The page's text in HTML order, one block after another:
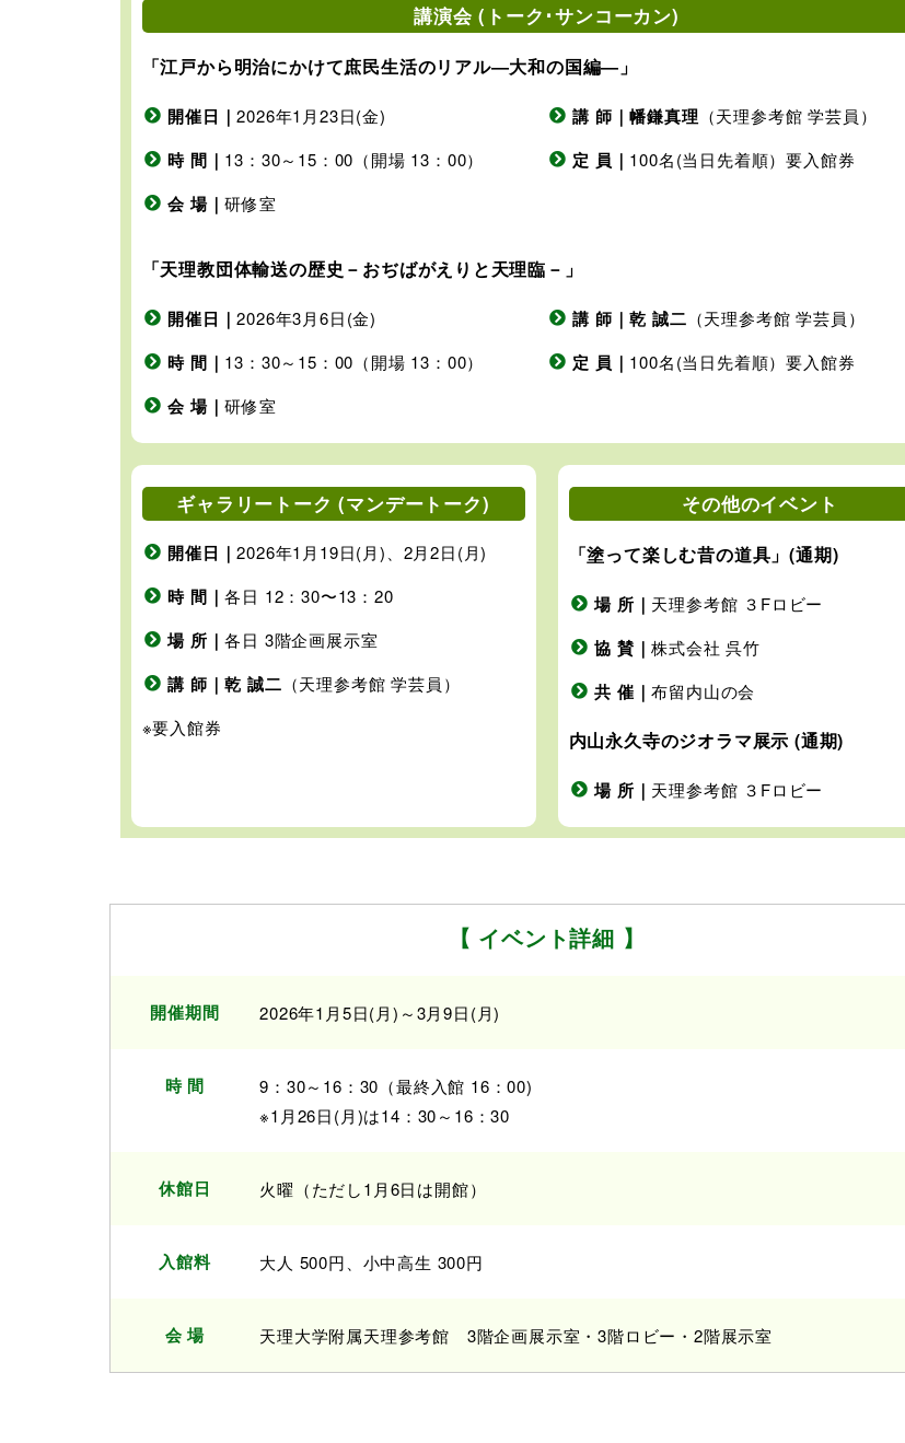
講演会 (トーク･サンコーカン)
「江戸から明治にかけて庶民生活のリアル―大和の国編―」
開催日｜2026年1月23日(金)
時 間｜ 13：30～15：00（開場 13：00）
会 場｜研修室
講 師｜幡鎌真理 （天理参考館 学芸員）
定 員｜ 100名(当日先着順）要入館券
「天理教団体輸送の歴史－おぢばがえりと天理臨－」
開催日｜2026年3月6日(金)
時 間｜ 13：30～15：00（開場 13：00）
会 場｜研修室
講 師｜乾 誠二 （天理参考館 学芸員）
定 員｜ 100名(当日先着順）要入館券
ギャラリートーク (マンデートーク)
開催日｜2026年1月19日(月)、2月2日(月)
時 間｜各日 12：30〜13：20
場 所｜各日 3階企画展示室
講 師｜乾 誠二 （天理参考館 学芸員）
※要入館券
その他のイベント
「塗って楽しむ昔の道具」(通期)
場 所｜ 天理参考館 ３Fロビー
協 賛｜株式会社 呉竹
共 催｜布留内山の会
内山永久寺のジオラマ展示 (通期)
場 所｜ 天理参考館 ３Fロビー
【 イベント詳細 】
開催期間 2026年1月5日(月)～3月9日(月)
時 間
9：30～16：30（最終入館 16：00)
※1月26日(月)は14：30～16：30
休館日 火曜（ただし1月6日は開館）
入館料 大人 500円、小中高生 300円
会 場 天理大学附属天理参考館 3階企画展示室・3階ロビー・2階展示室